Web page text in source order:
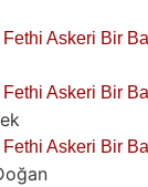
Askeri Bir
Askeri Bir
Askeri Bir